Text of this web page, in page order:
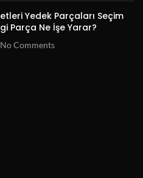
Yedek Parçaları Seçim
Parça Ne İşe Yarar?
No Comments